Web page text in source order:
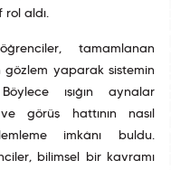
rol aldı.
tamamlanan
gözlem yaparak sistemin
ışığın aynalar
görüş hattının nasıl
imkânı buldu.
bilimsel bir kavramı